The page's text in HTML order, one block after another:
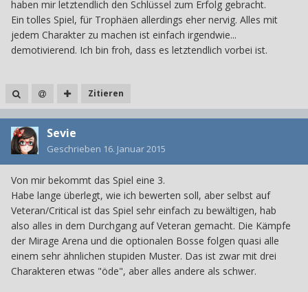
haben mir letztendlich den Schlüssel zum Erfolg gebracht.
Ein tolles Spiel, für Trophäen allerdings eher nervig. Alles mit
jedem Charakter zu machen ist einfach irgendwie...
demotivierend. Ich bin froh, dass es letztendlich vorbei ist.
Zitieren
Sevie
Geschrieben 16. Januar 2015
Von mir bekommt das Spiel eine 3.
Habe lange überlegt, wie ich bewerten soll, aber selbst auf
Veteran/Critical ist das Spiel sehr einfach zu bewältigen, hab
also alles in dem Durchgang auf Veteran gemacht. Die Kämpfe
der Mirage Arena und die optionalen Bosse folgen quasi alle
einem sehr ähnlichen stupiden Muster. Das ist zwar mit drei
Charakteren etwas "öde", aber alles andere als schwer.